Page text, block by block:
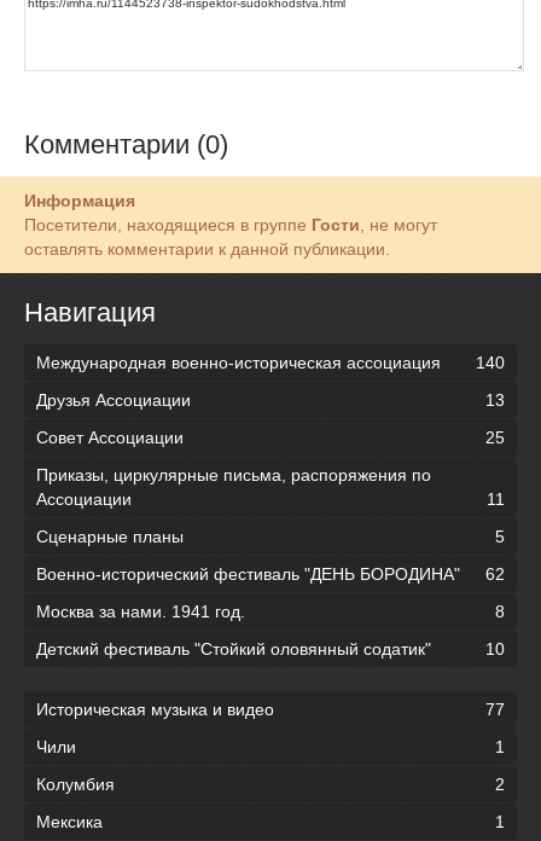
Комментарии (0)
Информация
Посетители, находящиеся в группе Гости , не могут
оставлять комментарии к данной публикации.
Навигация
Международная военно-историческая ассоциация
140
Друзья Ассоциации
13
Совет Ассоциации
25
Приказы, циркулярные письма, распоряжения по
Ассоциации
11
Сценарные планы
5
Военно-исторический фестиваль "ДЕНЬ БОРОДИНА"
62
Москва за нами. 1941 год.
8
Детский фестиваль "Стойкий оловянный содатик"
10
Историческая музыка и видео
77
Чили
1
Колумбия
2
Мексика
1